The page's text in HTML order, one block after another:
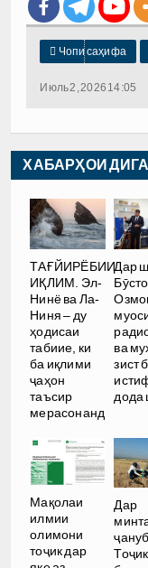
 Чопи саҳифа
Июль 2, 2026 14:05
ХАБАРҲОИ
ТАҒЙИРЁБИИ
ИҚЛИМ. Эл-
Нинё ва Ла-
Ниня – ду
ҳодисаи
табиие, ки
ба иқлими
ҷаҳон
таъсир
мерасонанд
Дар
ва
зист
дода
Мақолаи
илмии
олимони
тоҷик дар
Дар